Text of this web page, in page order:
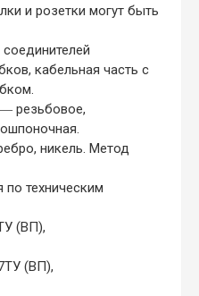
и розетки могут быть
кабельная часть с
резьбовое,
никель. Метод
по техническим
(ВП),
(ВП),